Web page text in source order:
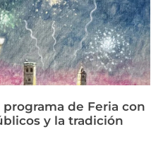
de Feria con
y la tradición